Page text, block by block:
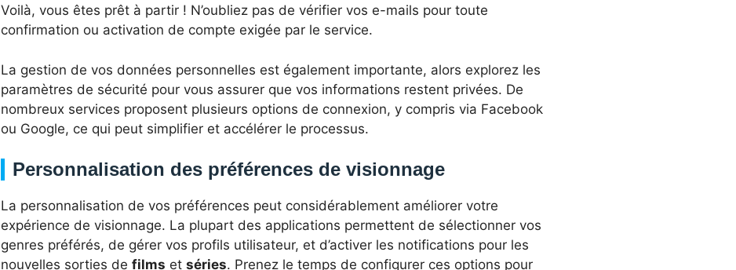
Voilà, vous êtes prêt à partir ! N’oubliez pas de vérifier vos e-mails pour toute
confirmation ou activation de compte exigée par le service.
La gestion de vos données personnelles est également importante, alors explorez les
paramètres de sécurité pour vous assurer que vos informations restent privées. De
nombreux services proposent plusieurs options de connexion, y compris via Facebook
ou Google, ce qui peut simplifier et accélérer le processus.
Personnalisation des préférences de visionnage
La personnalisation de vos préférences peut considérablement améliorer votre
expérience de visionnage. La plupart des applications permettent de sélectionner vos
genres préférés, de gérer vos profils utilisateur, et d’activer les notifications pour les
nouvelles sorties de films et séries. Prenez le temps de configurer ces options pour